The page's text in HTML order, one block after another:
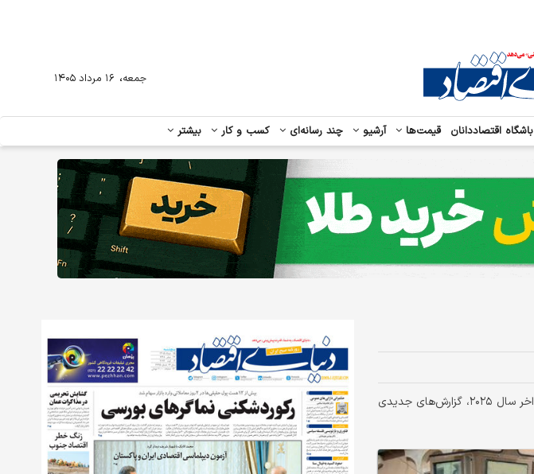
باشگاه اقتصاددانان قیمت‌ها آرشیو چند رسانه‌ای کسب و کار بیشتر
جمعه، ۱۶ مرداد ۱۴۰۵
پس از خروج نیروهای اماراتی از یمن و فروپاشی ساختارهای امنیتی و سیاسی وابسته به ابوظبی در اواخر سال ۲۰۲۵، گزارش‌های جدیدی